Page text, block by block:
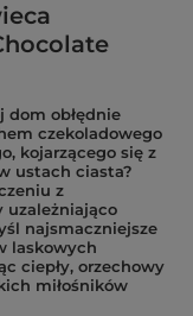
dom obłędnie
czekoladowego
kojarzącego się z
ustach ciasta?
z
najsmaczniejsze
laskowych
ciepły, orzechowy
miłośników